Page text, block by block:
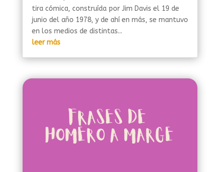
tira cómica, construída por Jim Davis el 19 de
junio del año 1978, y de ahí en más, se mantuvo
en los medios de distintas...
leer más